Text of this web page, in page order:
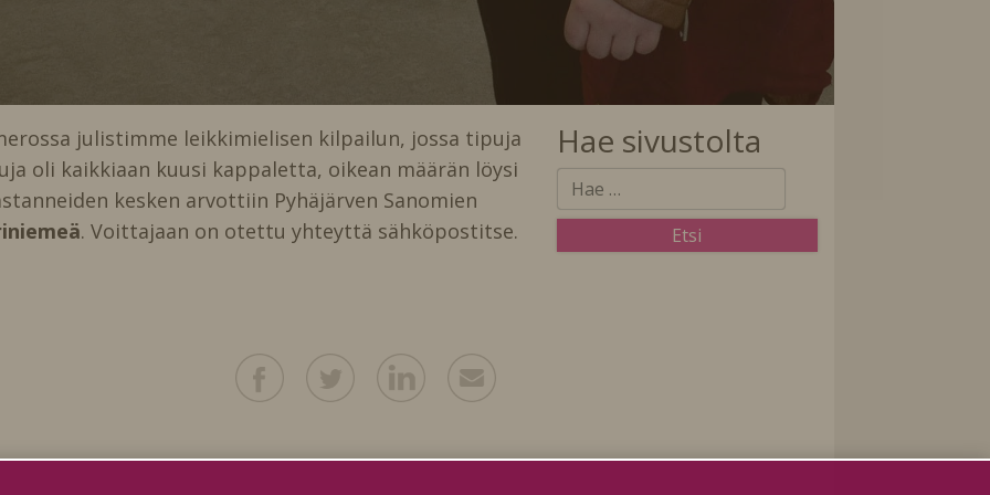
julistimme leikkimielisen kilpailun, jossa tipuja
oli kaikkiaan kuusi kappaletta, oikean määrän löysi
kesken arvottiin Pyhäjärven Sanomien
. Voittajaan on otettu yhteyttä sähköpostitse.
Hae sivustolta